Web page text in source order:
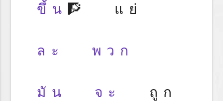
ขึ้น 🧗 แย่
ละ พวก
มัน จะ ถูก